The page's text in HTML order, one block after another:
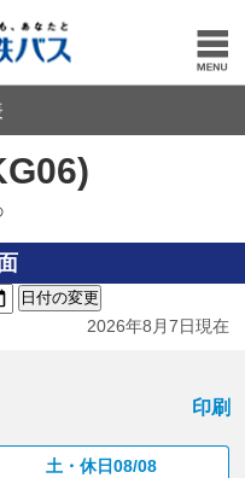
日付の変更
2026年8月7日現在
印刷
土・休日08/08